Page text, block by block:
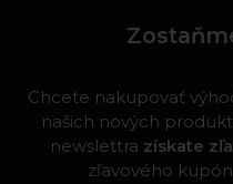
Chcete nakupovať
našich nových
newslettra získate
zľavového